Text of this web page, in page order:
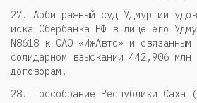
27. Арбитражный суд Удмуртии
иска Сбербанка РФ в лице его
N8618 к ОАО «ИжАвто» и
солидарном взыскании 442,906 млн
договорам.
28. Госсобрание Республики Саха